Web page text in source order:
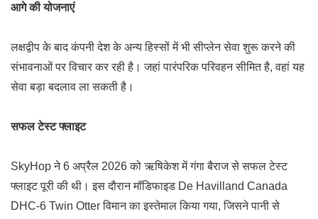
आगे की योजनाएं
लक्षद्वीप के बाद कंपनी देश के अन्य हिस्सों में भी सीप्लेन सेवा शुरू करने की
संभावनाओं पर विचार कर रही है। जहां पारंपरिक परिवहन सीमित है, वहां यह
सेवा बड़ा बदलाव ला सकती है।
सफल टेस्ट फ्लाइट
SkyHop ने 6 अप्रैल 2026 कोऋषिकेशमें गंगा बैराज से सफल टेस्ट
फ्लाइट पूरी की थी। इस दौरान मॉडिफाइड De Havilland Canada
DHC-6 Twin Otter विमान का इस्तेमाल किया गया, जिसने पानी से